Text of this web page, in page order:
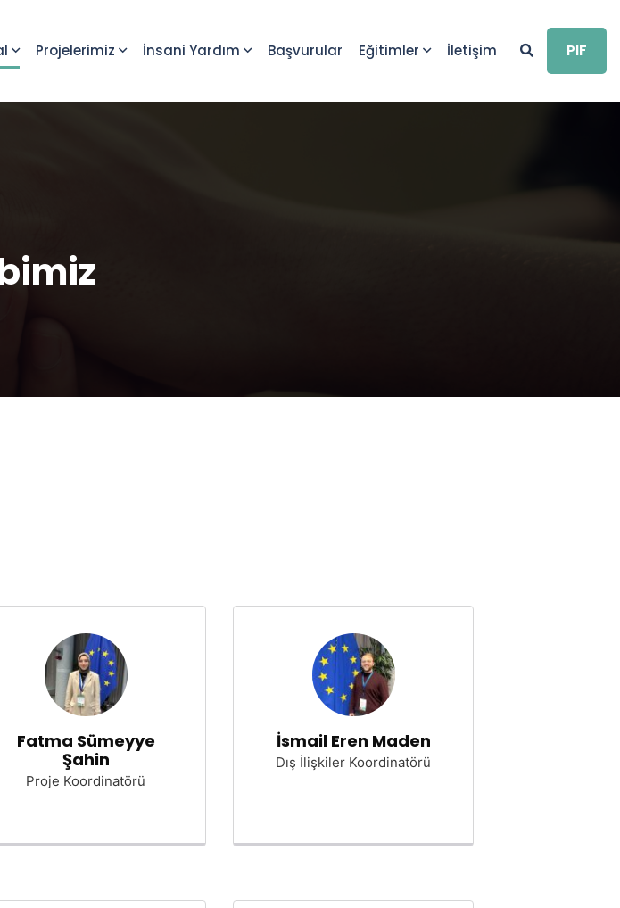
Projelerimiz İnsani Yardım Başvurular Eğitimler İletişim PIF
Fatma Sümeyye
Şahin
Proje Koordinatörü
İsmail Eren Maden
Dış İlişkiler Koordinatörü